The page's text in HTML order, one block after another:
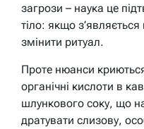
загрози – наука це
тіло: якщо
змінити ритуал.
Проте нюанси
органічні кислоти в
шлункового соку, що
дратувати слизову,